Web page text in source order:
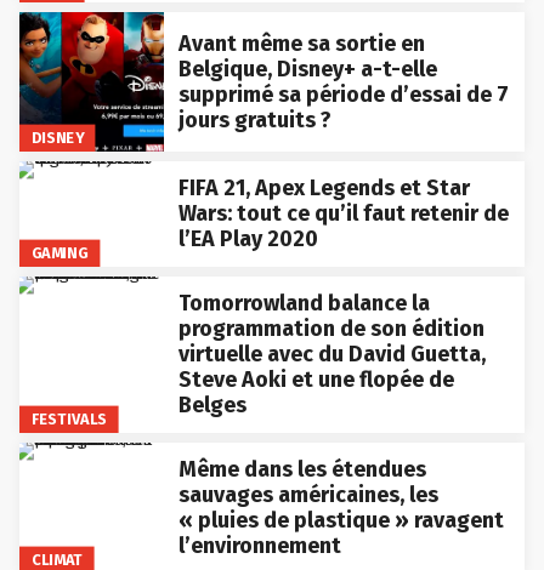
DISNEY
Avant même sa sortie en
Belgique, Disney+ a-t-elle
supprimé sa période d’essai de 7
jours gratuits ?
GAMING
FIFA 21, Apex Legends et Star
Wars: tout ce qu’il faut retenir de
l’EA Play 2020
FESTIVALS
Tomorrowland balance la
programmation de son édition
virtuelle avec du David Guetta,
Steve Aoki et une flopée de
Belges
CLIMAT
Même dans les étendues
sauvages américaines, les
« pluies de plastique » ravagent
l’environnement